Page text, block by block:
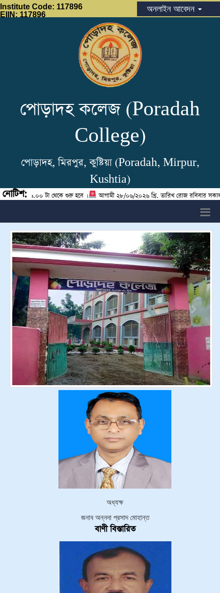
Institute Code: 117896
EIIN: 117896
অনলাইন আবেদন
পোড়াদহ কলেজ (Poradah
College)
পোড়াদহ, মিরপুর, কুষ্টিয়া (Poradah, Mirpur,
Kushtia)
নোটিশ:৯.০০ টা থেকে শুরু হবে । আগামী ২৮/০৬/২০২৬ খ্রি. তারিখ রোজ রবিবার সকাল
অধ্যক্ষ
জনাব অন্নদা প্রসাদ মোহান্ত
বাণী বিস্তারিত